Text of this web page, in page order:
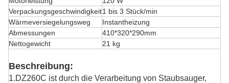
Verpackungsgeschwindigkeit1 bis 3 Stück/min
Wärmeversiegelungsweg
Instantheizung
Abmessungen
410*320*290mm
Nettogewicht
21 kg
Beschreibung:
1.DZ260C ist durch die Verarbeitung von Staubsauger,